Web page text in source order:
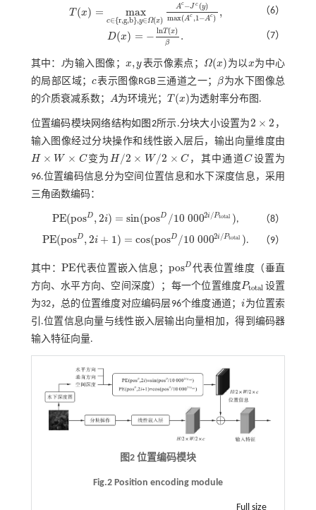
T(x) = max
c∈{r,g,b},y∈Ω(x)
Ac −J c (y)
max(Ac ,1−Ac) ,
T x)=max c∈{ r,g,b},y∈Ω(x)Ac-Jc(y)ma x
（6）
D(x) = − lnT(x)
β .
D(x)=- nT x)β. （7）
其中： J为输入图像； x,y
x,y 表示像素点； Ω(x)
Ω(x) 为以x
x 为中心
的局部区域；c
c表示图像RGB三通道之一； β
β 为水下图像总
的介质衰减系数；
A
A 为环境光；T(x)
T(x) 为透射率分布图.
位置编码模块网络结构如 图2所示.分块大小设置为2 × 2
2×2
，
输入图像经过分块操作和线性嵌入层后，输出向量维度由
H × W × C
H× W ×C 变为 H/2 × W /2 × C
H/ 2×W/ 2×C ，其中通道C
C 设置为
96.位置编码信息分为空间位置信息和水下深度信息，采用
三角函数编码：
PE(posD ,2i) = sin(posD /10 0002i /Ptotal )
PE(posD,2 i) =sin (po sD/10 000 2i /Pt otal) , （8）
PE(posD ,2i + 1) = cos(posD /10 0002i /Ptotal )
PE(posD,2i +1)=co s( p osD/10 0002i/ P tot al) . （9）
其中：PE
PE 代表位置嵌入信息；posD
posD 代表位置维度（垂直
方向、水平方向、空间深度）；每一个位置维度Ptotal
Ptota l设置
为32，总的位置维度对应编码层96个维度通道；i
i 为位置索
引.位置信息向量与线性嵌入层输出向量相加，得到编码器
输入特征向量.
图2 位置编码模块
Fig.2 Position encoding module
Full size